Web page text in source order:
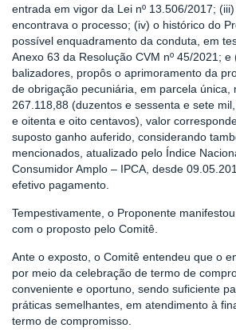
entrada em vigor da Lei nº 13.506/2017;
encontrava o processo; (iv) o histórico do
possível enquadramento da conduta, em
Anexo 63 da Resolução CVM nº 45/2021;
balizadores, propôs o aprimoramento da
de obrigação pecuniária, em parcela única,
267.118,88 (duzentos e sessenta e sete
e oitenta e oito centavos), valor
suposto ganho auferido, considerando
mencionados, atualizado pelo Índice
Consumidor Amplo – IPCA, desde
efetivo pagamento.
Tempestivamente, o Proponente
com o proposto pelo Comitê.
Ante o exposto, o Comitê entendeu que o
por meio da celebração de termo de
conveniente e oportuno, sendo suficiente
práticas semelhantes, em atendimento à
termo de compromisso.